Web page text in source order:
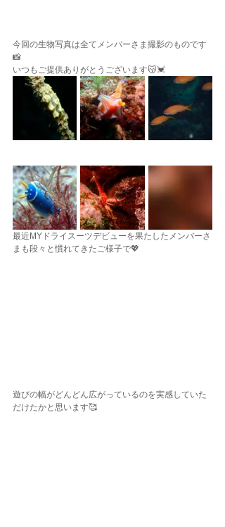
今回の生物写真は全てメンバーさま撮影のものです
📸
いつもご提供ありがとうございます😽💓
最近MYドライスーツデビューを果たしたメンバーさ
まも段々と慣れてきたご様子で💖
遊びの幅がどんどん広がっているのを実感していた
だけたかと思います🥰